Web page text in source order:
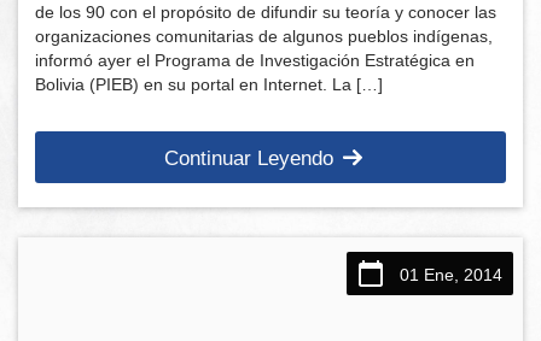
de los 90 con el propósito de difundir su teoría y conocer las
organizaciones comunitarias de algunos pueblos indígenas,
informó ayer el Programa de Investigación Estratégica en
Bolivia (PIEB) en su portal en Internet. La […]
Continuar Leyendo
01 Ene, 2014